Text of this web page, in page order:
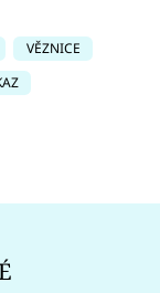
VĚZNICE